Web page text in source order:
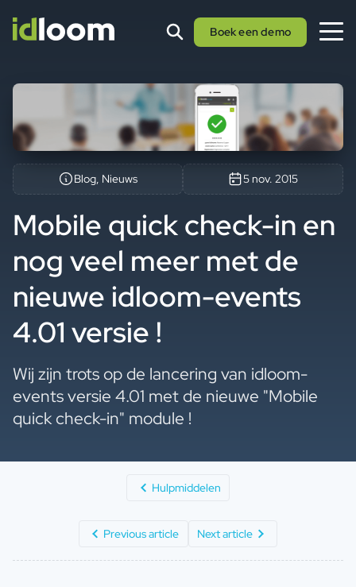
Boek een demo
Blog, Nieuws 5 nov. 2015
Mobile quick check-in en
nog veel meer met de
nieuwe idloom-events
4.01 versie !
Wij zijn trots op de lancering van idloom-
events versie 4.01 met de nieuwe "Mobile
quick check-in" module !
Hulpmiddelen
Previous article Next article